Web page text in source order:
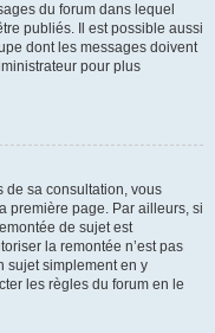
du forum dans lequel
publiés. Il est possible aussi
dont les messages doivent
pour plus
de sa consultation, vous
première page. Par ailleurs, si
de sujet est
la remontée n’est pas
sujet simplement en y
les règles du forum en le